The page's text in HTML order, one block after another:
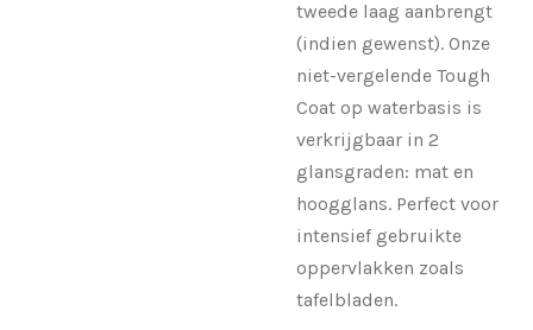
tweede laag aanbrengt
(indien gewenst). Onze
niet-vergelende Tough
Coat op waterbasis is
verkrijgbaar in 2
glansgraden: mat en
hoogglans. Perfect voor
intensief gebruikte
oppervlakken zoals
tafelbladen.